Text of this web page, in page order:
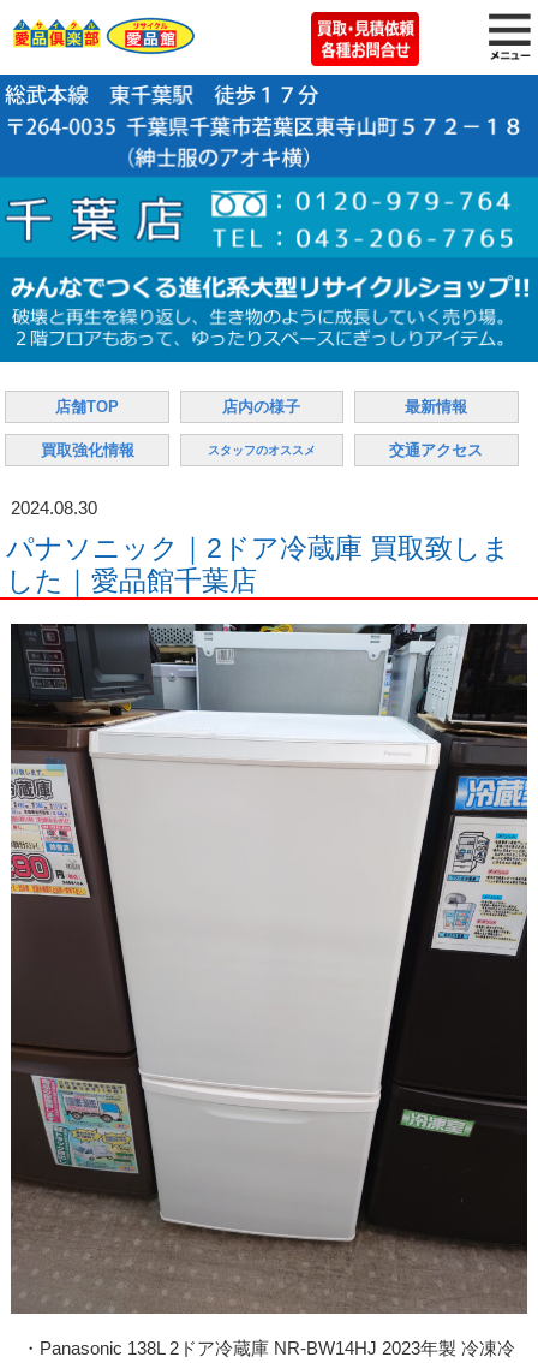
店舗TOP 店内の様子 最新情報
買取強化情報 スタッフのオススメ 交通アクセス
2024.08.30
パナソニック｜2ドア冷蔵庫 買取致しま
した｜愛品館千葉店
・Panasonic 138L 2ドア冷蔵庫 NR-BW14HJ 2023年製 冷凍冷